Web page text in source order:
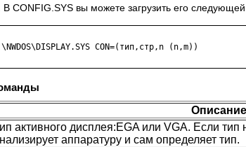
В CONFIG.SYS вы можете загрузить его
CON=(тип,стр,n (n,m))
Описание
активного дисплея:EGA или VGA. Если тип
аппаратуру и сам определяет тип.